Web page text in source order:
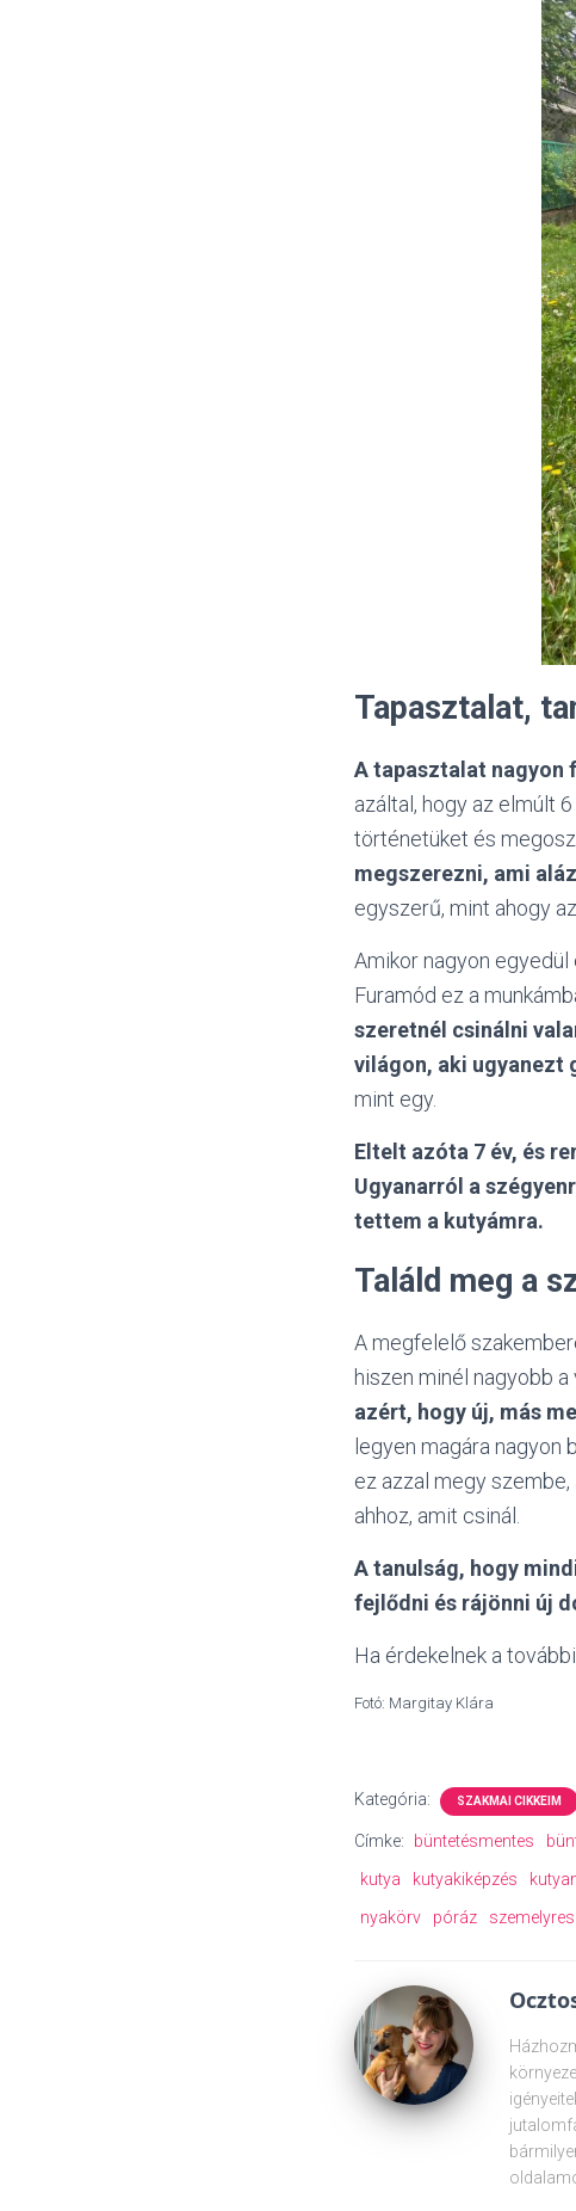
Tapasztalat,
A tapasztalat nagyon
azáltal, hogy az elmúlt
történetüket és
megszerezni, ami
egyszerű, mint ahogy
Amikor nagyon
Furamód ez a
szeretnél csinálni
világon, aki ugyanezt
mint egy.
Eltelt azóta 7 év, és
Ugyanarról a
tettem a kutyámra.
Találd meg a
A megfelelő
hiszen minél nagyobb
azért, hogy új, más
legyen magára nagyon
ez azzal megy
ahhoz, amit csinál.
A tanulság, hogy
fejlődni és rájönni új
Ha érdekelnek a
Fotó: Margitay Klára
Kategória: SZAKMAI CIKKEIM
Címke: büntetésmentes
kutya
kutyakiképzés
nyakörv
póráz